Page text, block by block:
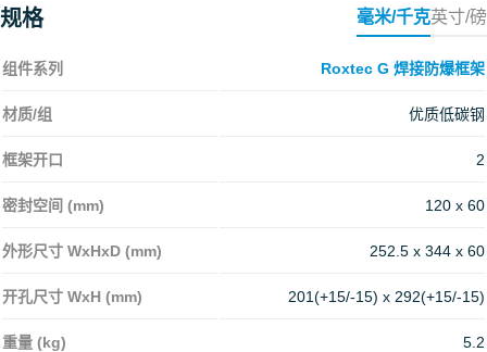
规格 毫米/千克英寸/磅
组件系列 Roxtec G 焊接防爆框架
材质/组 优质低碳钢
框架开口 2
密封空间 (mm) 120 x 60
外形尺寸 WxHxD (mm) 252.5 x 344 x 60
开孔尺寸 WxH (mm) 201(+15/-15) x 292(+15/-15)
重量 (kg) 5.2